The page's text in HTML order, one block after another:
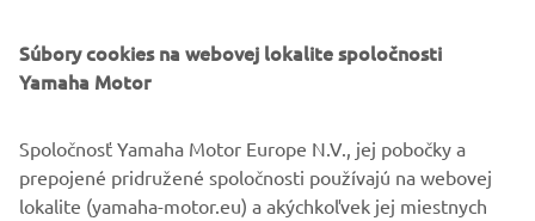
MyBoat App
Súbory cookies na webovej lokalite spoločnosti
Yamaha Motor
Spoločnosť Yamaha Motor Europe N.V., jej pobočky a
prepojené pridružené spoločnosti používajú na webovej
lokalite (yamaha-motor.eu) a akýchkoľvek jej miestnych